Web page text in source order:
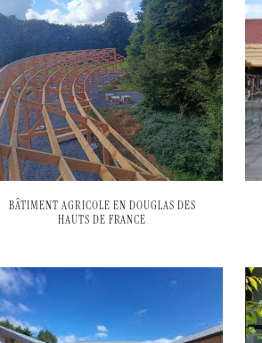
BÂTIMENT AGRICOLE EN DOUGLAS DES
HAUTS DE FRANCE